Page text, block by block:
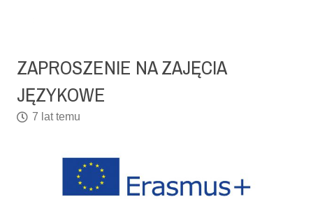
ZAPROSZENIE NA ZAJĘCIA
JĘZYKOWE
7 lat temu